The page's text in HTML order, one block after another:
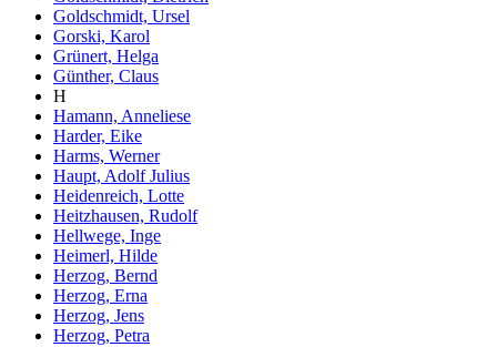
Goldschmidt, Ursel
Gorski, Karol
Grünert, Helga
Günther, Claus
H
Hamann, Anneliese
Harder, Eike
Harms, Werner
Haupt, Adolf Julius
Heidenreich, Lotte
Heitzhausen, Rudolf
Hellwege, Inge
Heimerl, Hilde
Herzog, Bernd
Herzog, Erna
Herzog, Jens
Herzog, Petra